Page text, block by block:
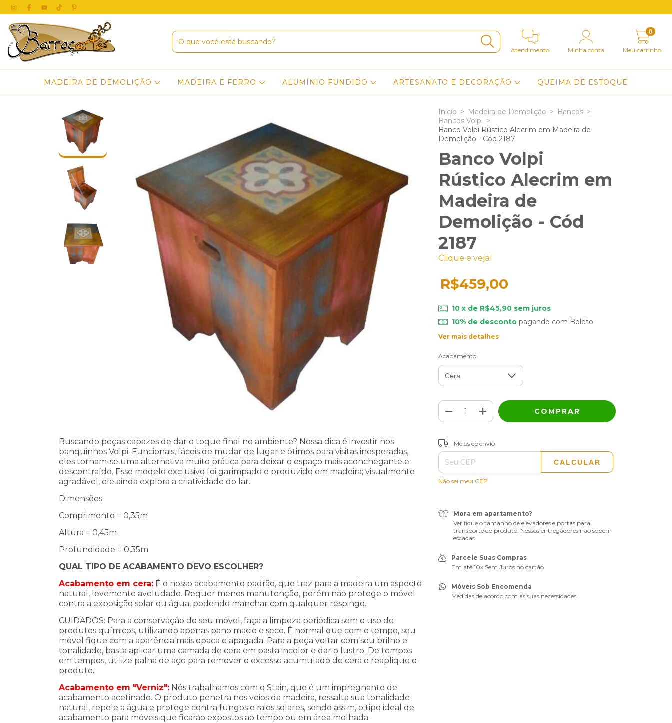
Atendimento Minha conta Meu carrinho
0
MADEIRA DE DEMOLIÇÃO MADEIRA E FERRO ALUMÍNIO FUNDIDO ARTESANATO E DECORAÇÃO QUEIMA DE ESTOQUE
Buscando peças capazes de dar o toque final no ambiente? Nossa dica é investir nos
banquinhos Volpi. Funcionais, fáceis de mudar de lugar e ótimos para visitas inesperadas,
eles tornam-se uma alternativa muito prática para deixar o espaço mais aconchegante e
descontraído. Esse modelo exclusivo foi garimpado e produzido em madeira; visualmente
agradável, ele ainda explora a criatividade do lar.
Dimensões:
Comprimento = 0,35m
Altura = 0,45m
Profundidade = 0,35m
QUAL TIPO DE ACABAMENTO DEVO ESCOLHER?
Acabamento em cera: É o nosso acabamento padrão, que traz para a madeira um aspecto
natural, levemente aveludado. Requer menos manutenção, porém não protege o móvel
contra a exposição solar ou água, podendo manchar com qualquer respingo.
CUIDADOS: Para a conservação do seu móvel, faça a limpeza periódica sem o uso de
produtos químicos, utilizando apenas pano macio e seco. É normal que com o tempo, seu
móvel fique com a aparência mais opaca e apagada. Para a peça voltar com seu brilho e
tonalidade, basta aplicar uma camada de cera em pasta incolor e dar o lustro. De tempos
em tempos, utilize palha de aço para remover o excesso acumulado de cera e reaplique o
produto.
Acabamento em "Verniz": Nós trabalhamos com o Stain, que é um impregnante de
acabamento acetinado. O produto penetra nos veios da madeira, ressalta sua tonalidade
natural, repele a água e protege contra fungos e raios solares, sendo assim, o tipo ideal de
acabamento para móveis que ficarão expostos ao tempo ou em área molhada.
Início > Madeira de Demolição > Bancos >
Bancos Volpi >
Banco Volpi Rústico Alecrim em Madeira de
Demolição - Cód 2187
Banco Volpi
Rústico Alecrim em
Madeira de
Demolição - Cód
2187
Clique e veja!
R$459,00
10 x de R$45,90 sem juros
10% de descontopagando com Boleto
Ver mais detalhes
Acabamento
Entregas para o CEP:
Meios de envio
CALCULAR
Não sei meu CEP
Mora em apartamento?
Verifique o tamanho de elevadores e portas para
transporte do produto. Nossos entregadores não sobem
escadas.
Parcele Suas Compras
Em até 10x Sem Juros no cartão
Móveis Sob Encomenda
Medidas de acordo com as suas necessidades